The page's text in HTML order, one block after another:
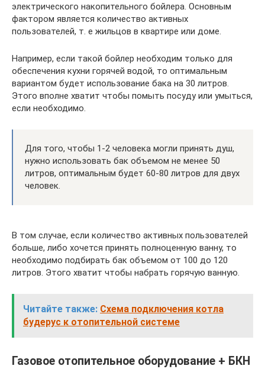
электрического накопительного бойлера. Основным
фактором является количество активных
пользователей, т. е жильцов в квартире или доме.
Например, если такой бойлер необходим только для
обеспечения кухни горячей водой, то оптимальным
вариантом будет использование бака на 30 литров.
Этого вполне хватит чтобы помыть посуду или умыться,
если необходимо.
Для того, чтобы 1-2 человека могли принять душ,
нужно использовать бак объемом не менее 50
литров, оптимальным будет 60-80 литров для двух
человек.
В том случае, если количество активных пользователей
больше, либо хочется принять полноценную ванну, то
необходимо подбирать бак объемом от 100 до 120
литров. Этого хватит чтобы набрать горячую ванную.
Читайте также: Схема подключения котла
будерус к отопительной системе
Газовое отопительное оборудование + БКН